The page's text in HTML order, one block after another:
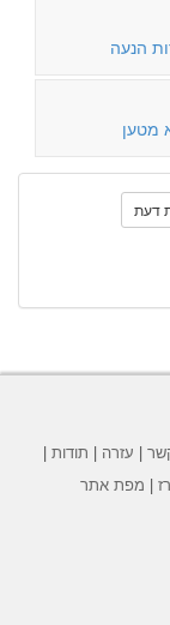
הנעה
מטען
דעת
| עזרה | תודות |
| מפת אתר